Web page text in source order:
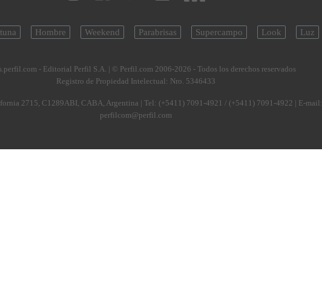
Hombre Weekend Parabrisas Supercampo Look Luz
- Editorial Perfil S.A. | © Perfil.com 2006-2026 - Todos los derechos reservados
Registro de Propiedad Intelectual: Nro. 5346433
2715, C1289ABI, CABA, Argentina | Tel: (+5411) 7091-4921 / (+5411) 7091-4922 | E-mail:
perfilcom@perfil.com